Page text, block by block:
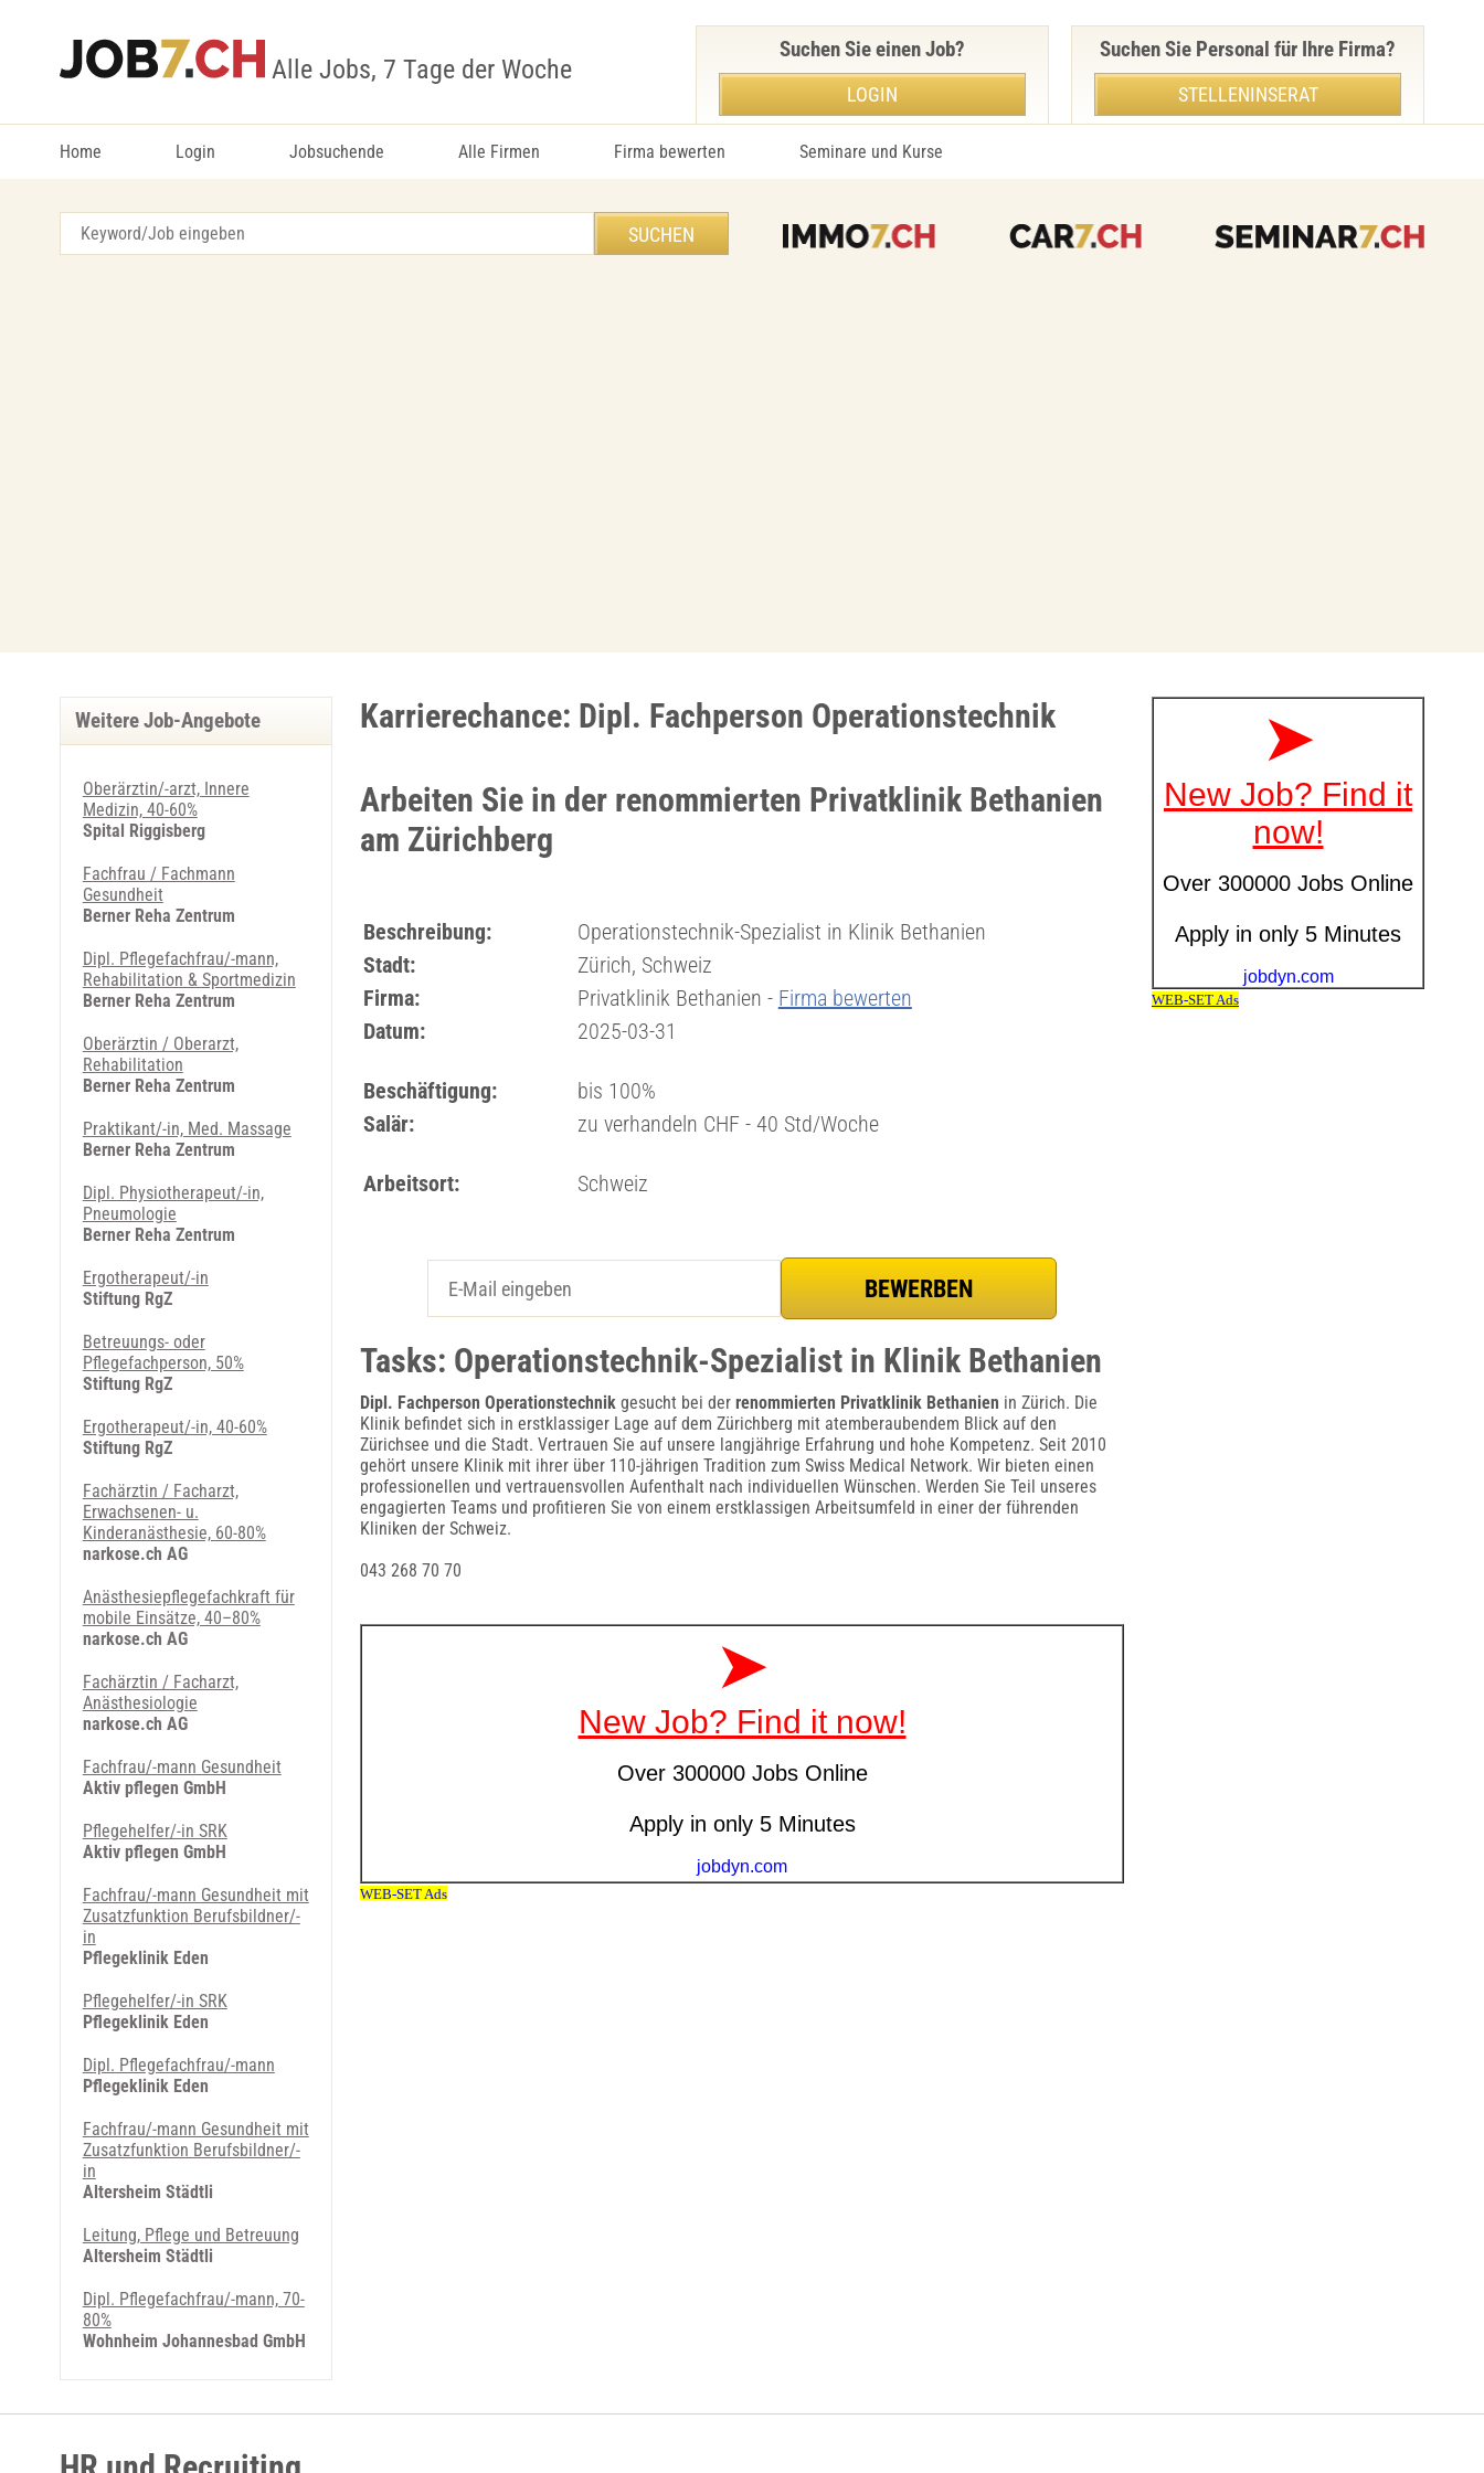
Alle Jobs, 7 Tage der Woche
Home Login Jobsuchende Alle Firmen Firma bewerten Seminare und Kurse
Suchen Sie einen Job?
LOGIN
Suchen Sie Personal für Ihre Firma?
STELLENINSERAT
Karrierechance: Dipl. Fachperson Operationstechnik
Arbeiten Sie in der renommierten Privatklinik Bethanien
am Zürichberg
Beschreibung:
Operationstechnik-Spezialist in Klinik Bethanien
Stadt:
Zürich, Schweiz
Firma:
Privatklinik Bethanien - Firma bewerten
Datum:
2025-03-31
Beschäftigung:
bis 100%
Salär:
zu verhandeln CHF - 40 Std/Woche
Arbeitsort: Schweiz
Tasks: Operationstechnik-Spezialist in Klinik Bethanien
Dipl. Fachperson Operationstechnikgesucht bei der renommierten Privatklinik Bethanien in Zürich. Die
Klinik befindet sich in erstklassiger Lage auf dem Zürichberg mit atemberaubendem Blick auf den
Zürichsee und die Stadt. Vertrauen Sie auf unsere langjährige Erfahrung und hohe Kompetenz. Seit 2010
gehört unsere Klinik mit ihrer über 110-jährigen Tradition zum Swiss Medical Network. Wir bieten einen
professionellen und vertrauensvollen Aufenthalt nach individuellen Wünschen. Werden Sie Teil unseres
engagierten Teams und profitieren Sie von einem erstklassigen Arbeitsumfeld in einer der führenden
Kliniken der Schweiz.
043 268 70 70
Weitere Job-Angebote
Oberärztin/-arzt, Innere
Medizin, 40-60%
Spital Riggisberg
Fachfrau / Fachmann
Gesundheit
Berner Reha Zentrum
Dipl. Pflegefachfrau/-mann,
Rehabilitation & Sportmedizin
Berner Reha Zentrum
Ober­ärz­tin / Ober­arzt,
Rehabilitation
Berner Reha Zentrum
Praktikant/-in, Med. Massage
Berner Reha Zentrum
Dipl. Physiotherapeut/-in,
Pneumologie
Berner Reha Zentrum
Ergotherapeut/-in
Stiftung RgZ
Betreuungs- oder
Pflegefachperson, 50%
Stiftung RgZ
Ergotherapeut/-in, 40-60%
Stiftung RgZ
Fachärztin / Facharzt,
Erwachsenen- u.
Kinderanästhesie, 60-80%
narkose.ch AG
Anästhesiepflegefachkraft für
mobile Einsätze, 40–80%
narkose.ch AG
Fachärztin / Facharzt,
Anästhesiologie
narkose.ch AG
Fachfrau/-mann Gesundheit
Aktiv pflegen GmbH
Pflegehelfer/-in SRK
Aktiv pflegen GmbH
Fachfrau/-mann Gesundheit mit
Zusatzfunktion Berufsbildner/-
in
Pflegeklinik Eden
Pflegehelfer/-in SRK
Pflegeklinik Eden
Dipl. Pflegefachfrau/-mann
Pflegeklinik Eden
Fachfrau/-mann Gesundheit mit
Zusatzfunktion Berufsbildner/-
in
Altersheim Städtli
Leitung, Pflege und Betreuung
Altersheim Städtli
Dipl. Pflegefachfrau/-mann, 70-
80%
Wohnheim Johannesbad GmbH